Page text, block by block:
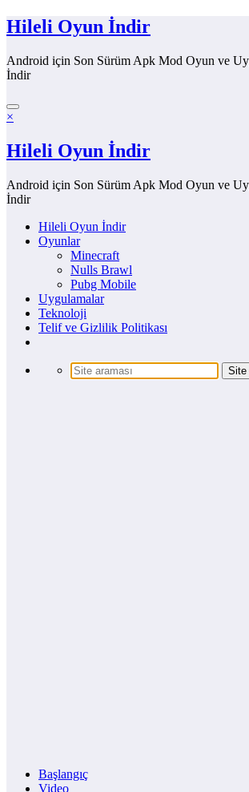
İçeriğe
atla
Hileli Oyun İndir
Android için Son Sürüm Apk Mod Oyun ve
İndir
×
Hileli Oyun İndir
Android için Son Sürüm Apk Mod Oyun ve
İndir
Hileli Oyun İndir
Oyunlar
Minecraft
Nulls Brawl
Pubg Mobile
Uygulamalar
Teknoloji
Telif ve Gizlilik Politikası
Başlangıç
Video